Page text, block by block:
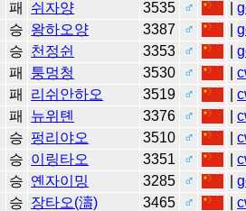
패 쉬자양 3535 ♂ |
승 왕하오양 3387 ♂ |
승 천정쉰 3353 ♂ |
패 퉁멍청 3530 ♂ |
패 리쉬안하오 3519 ♂ |
패 뉴위톈 3376 ♂ |
승 펑리야오 3510 ♂ |
승 이링타오 3351 ♂ |
승 옌자이밍 3285 ♂ |
승 장타오(濤) 3465 ♂ |